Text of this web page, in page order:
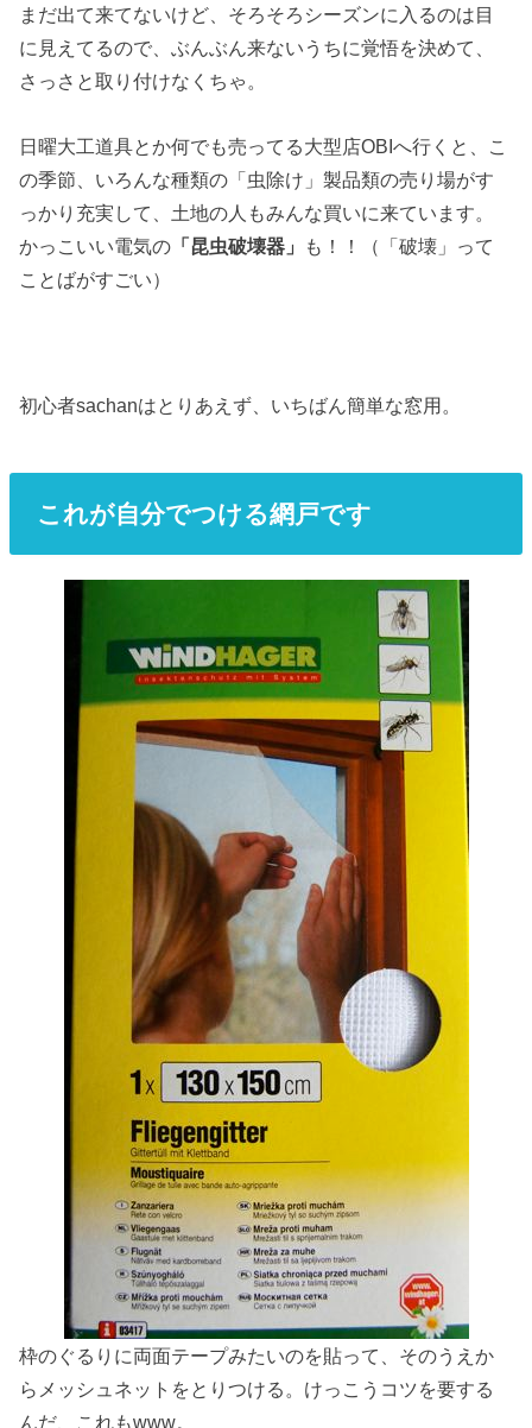
まだ出て来てないけど、そろそろシーズンに入るのは目
に見えてるので、ぶんぶん来ないうちに覚悟を決めて、
さっさと取り付けなくちゃ。
日曜大工道具とか何でも売ってる大型店OBIへ行くと、こ
の季節、いろんな種類の「虫除け」製品類の売り場がす
っかり充実して、土地の人もみんな買いに来ています。
かっこいい電気の 「昆虫破壊器」
も！！（「破壊」って
ことばがすごい）
初心者sachanはとりあえず、いちばん簡単な窓用。
これが自分でつける網戸です
枠のぐるりに両面テープみたいのを貼って、そのうえか
らメッシュネットをとりつける。けっこうコツを要する
んだ、これもwww。